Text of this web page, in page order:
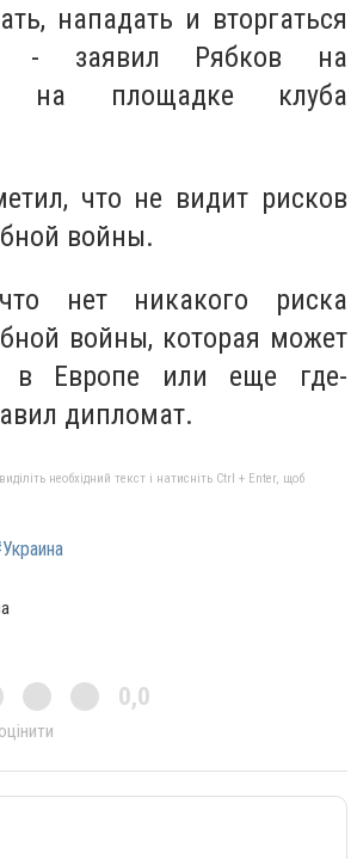
нападать и вторгаться
- заявил Рябков на
на площадке клуба
что не видит рисков
войны.
нет никакого риска
войны, которая может
в Европе или еще где-
дипломат.
необхідний текст і натисніть Ctrl + Enter, щоб
0,0